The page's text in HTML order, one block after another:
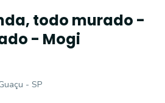
todo murado -
- Mogi
- SP